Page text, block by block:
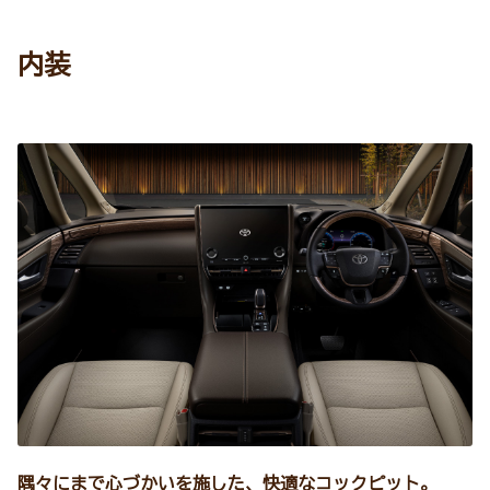
内装
隅々にまで心づかいを施した、快適なコックピット。